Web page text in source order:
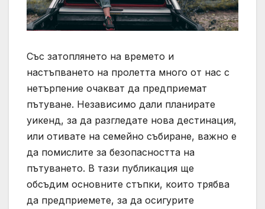
Със затоплянето на времето и
настъпването на пролетта много от нас с
нетърпение очакват да предприемат
пътуване. Независимо дали планирате
уикенд, за да разгледате нова дестинация,
или отивате на семейно събиране, важно е
да помислите за безопасността на
пътуването. В тази публикация ще
обсъдим основните стъпки, които трябва
да предприемете, за да осигурите